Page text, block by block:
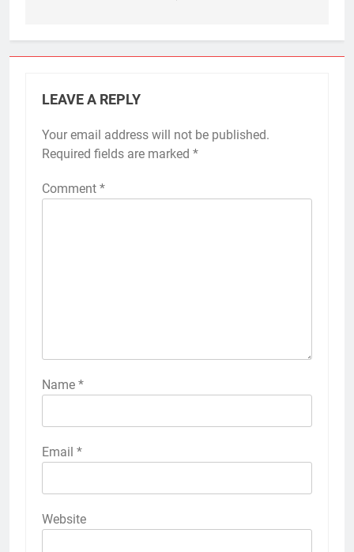
LEAVE A REPLY
Your email address will not be published.
Required fields are marked *
Comment *
Name *
Email *
Website